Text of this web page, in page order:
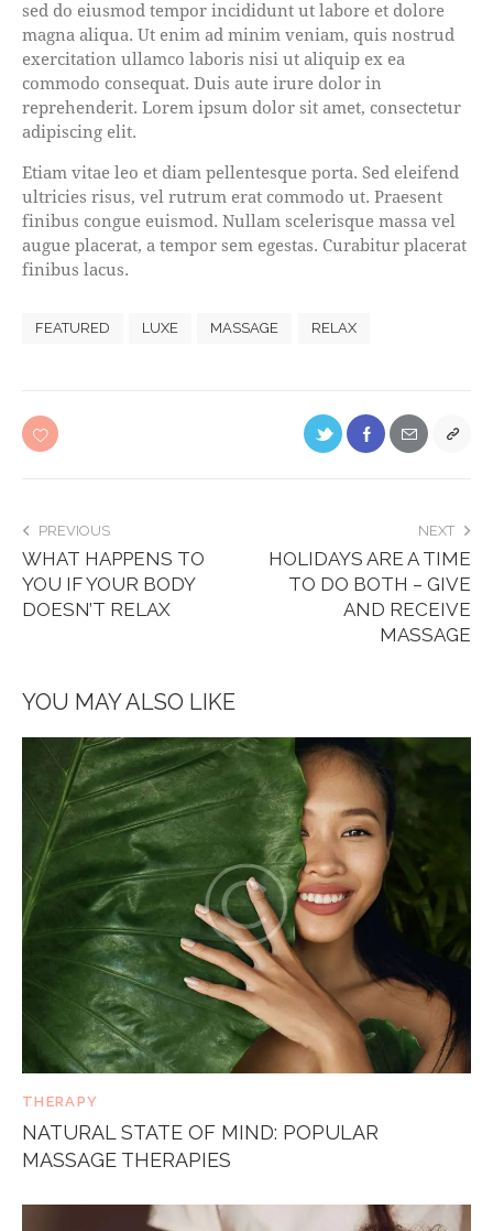
sed do eiusmod tempor incididunt ut labore et dolore
magna aliqua. Ut enim ad minim veniam, quis nostrud
exercitation ullamco laboris nisi ut aliquip ex ea
commodo consequat. Duis aute irure dolor in
reprehenderit. Lorem ipsum dolor sit amet, consectetur
adipiscing elit.
Etiam vitae leo et diam pellentesque porta. Sed eleifend
ultricies risus, vel rutrum erat commodo ut. Praesent
finibus congue euismod. Nullam scelerisque massa vel
augue placerat, a tempor sem egestas. Curabitur placerat
finibus lacus.
FEATURED LUXE MASSAGE RELAX
PREVIOUS
WHAT HAPPENS TO
YOU IF YOUR BODY
DOESN’T RELAX
NEXT
HOLIDAYS ARE A TIME
TO DO BOTH – GIVE
AND RECEIVE
MASSAGE
YOU MAY ALSO LIKE
THERAPY
NATURAL STATE OF MIND: POPULAR
MASSAGE THERAPIES